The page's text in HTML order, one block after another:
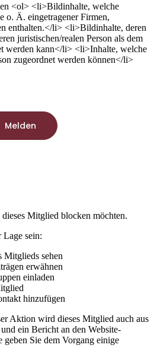
<ol> <li>Bildinhalte, welche
o. Ä. eingetragener Firmen,
enthalten.</li> <li>Bildinhalte, deren
juristischen/realen Person als dem
werden kann</li> <li>Inhalte, welche
zugeordnet werden können</li>
Melden
Mitglied blocken möchten.
Lage sein:
Mitglieds sehen
erwähnen
einladen
hinzufügen
Aktion wird dieses Mitglied auch aus
ein Bericht an den Website-
Sie dem Vorgang einige